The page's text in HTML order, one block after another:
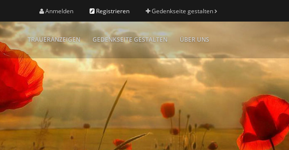
Anmelden Registrieren Gedenkseite gestalten
TRAUERANZEIGEN GEDENKSEITE GESTALTEN ÜBER UNS